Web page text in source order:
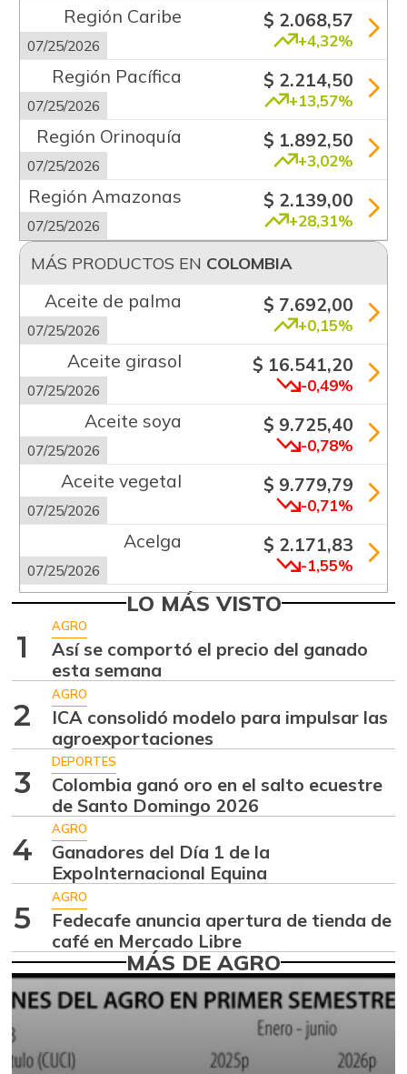
Región Caribe
07/25/2026
$ 2.068,57
+4,32%
Región Pacífica
07/25/2026
$ 2.214,50
+13,57%
Región Orinoquía
07/25/2026
$ 1.892,50
+3,02%
Región Amazonas
07/25/2026
$ 2.139,00
+28,31%
MÁS PRODUCTOS EN COLOMBIA
Aceite de palma
07/25/2026
$ 7.692,00
+0,15%
Aceite girasol
07/25/2026
$ 16.541,20
-0,49%
Aceite soya
07/25/2026
$ 9.725,40
-0,78%
Aceite vegetal
07/25/2026
$ 9.779,79
-0,71%
Acelga
07/25/2026
$ 2.171,83
-1,55%
Aguacate común
07/25/2026
$ 6.672,89
Aguacate hass
07/25/2026
$ 7.289,10
-2,98%
Aguacate
papelillo
07/25/2026
$ 8.366,30
Ahuyama
07/25/2026
Ahuyamín
07/25/2026
$ 1.672,87
+7,50%
Ajo
07/25/2026
$ 6.102,86
-2,18%
Ají dulce
01/17/2015
$ 2.880,14
+4,83%
$ 3.229,50
-11,89%
LO MÁS VISTO
1
AGRO
Así se comportó el precio del ganado
esta semana
2
AGRO
ICA consolidó modelo para impulsar las
agroexportaciones
3
DEPORTES
Colombia ganó oro en el salto ecuestre
de Santo Domingo 2026
4
AGRO
Ganadores del Día 1 de la
ExpoInternacional Equina
5
AGRO
Fedecafe anuncia apertura de tienda de
café en Mercado Libre
MÁS DE AGRO